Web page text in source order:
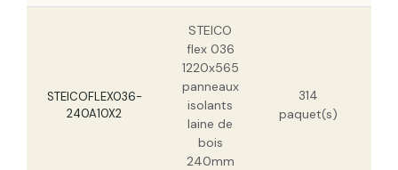
STEICOFLEX036-
240A10X2
STEICO
flex 036
1220x565
panneaux
isolants
laine de
bois
240mm
314
paquet(s)